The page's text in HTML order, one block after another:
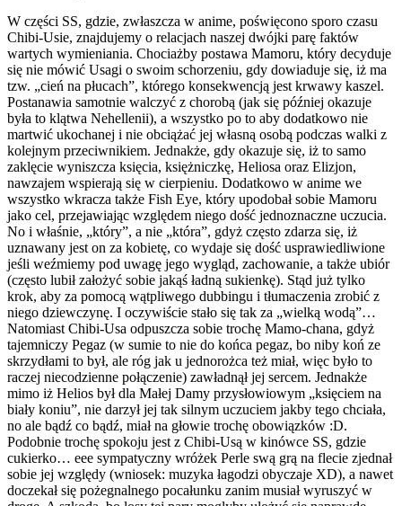
W części SS, gdzie, zwłaszcza w anime, poświęcono sporo czasu
Chibi-Usie, znajdujemy o relacjach naszej dwójki parę faktów
wartych wymieniania. Chociażby postawa Mamoru, który decyduje
się nie mówić Usagi o swoim schorzeniu, gdy dowiaduje się, iż ma
tzw. „cień na płucach”, którego konsekwencją jest krwawy kaszel.
Postanawia samotnie walczyć z chorobą (jak się później okazuje
była to klątwa Nehellenii), a wszystko po to aby dodatkowo nie
martwić ukochanej i nie obciążać jej własną osobą podczas walki z
kolejnym przeciwnikiem. Jednakże, gdy okazuje się, iż to samo
zaklęcie wyniszcza księcia, księżniczkę, Heliosa oraz Elizjon,
nawzajem wspierają się w cierpieniu. Dodatkowo w anime we
wszystko wkracza także Fish Eye, który upodobał sobie Mamoru
jako cel, przejawiając względem niego dość jednoznaczne uczucia.
No i właśnie, „który”, a nie „która”, gdyż często zdarza się, iż
uznawany jest on za kobietę, co wydaje się dość usprawiedliwione
jeśli weźmiemy pod uwagę jego wygląd, zachowanie, a także ubiór
(często lubił założyć sobie jakąś ładną sukienkę). Stąd już tylko
krok, aby za pomocą wątpliwego dubbingu i tłumaczenia zrobić z
niego dziewczynę. I oczywiście stało się tak za „wielką wodą”…
Natomiast Chibi-Usa odpuszcza sobie trochę Mamo-chana, gdyż
tajemniczy Pegaz (w sumie to nie do końca pegaz, bo niby koń ze
skrzydłami to był, ale róg jak u jednorożca też miał, więc było to
raczej niecodzienne połączenie) zawładnął jej sercem. Jednakże
mimo iż Helios był dla Małej Damy przysłowiowym „księciem na
biały koniu”, nie darzył jej tak silnym uczuciem jakby tego chciała,
no ale bądź co bądź, miał na głowie trochę obowiązków :D.
Podobnie trochę spokoju jest z Chibi-Usą w kinówce SS, gdzie
cukierko… eee sympatyczny wróżek Perle swą grą na flecie zjednał
sobie jej względy (wniosek: muzyka łagodzi obyczaje XD), a nawet
doczekał się pożegnalnego pocałunku zanim musiał wyruszyć w